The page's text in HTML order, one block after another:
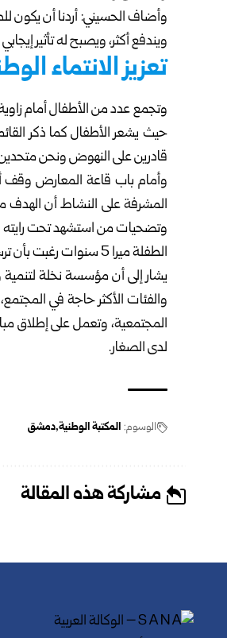
وأضاف الحسيني: أردنا أن يكون
ويندفع أكثر، ويصبح له تأثير
تعزيز الانتماء
وتجمع عدد من الأطفال أمام
حيث يشعر الأطفال كما ذكر
قادرين على النهوض ونحن
وأمام باب قاعة المعارض وقف
المشرفة على النشاط أن الهدف
وتضحيات من استشهد تحت رايته
الطفلة ميرا 5 سنوات رغبت بأن ترسم العلم واختارت اللون الأحمر لأنه لونها المفضل، وحتى ترسم النجمات التي تحبها.
يشار إلى أن مؤسسة نخلة
والفئات الأكثر حاجة في
لدى الصغار.
الوسوم: المكتبة الوطنية دمشق
مشاركة هذه المقالة